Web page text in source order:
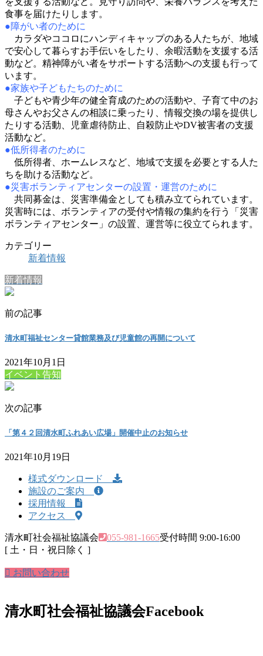
食事を届けたりします。
●障がい者のために
カラダやココロにハンディキャップのある人たちが、地域
で安心して暮らすお手伝いをしたり、余暇活動を支援する活
動など。精神障がい者をサポートする活動への支援も行って
います。
●家族や子どもたちのために
子どもや青少年の健全育成のための活動や、子育て中のお
母さんやお父さんの相談に乗ったり、情報交換の場を提供し
たりする活動、児童虐待防止、自殺防止やDV被害者の支援
活動など。
●低所得者のために
低所得者、ホームレスなど、地域で支援を必要とする人た
ちを助ける活動など。
●災害ボランティアセンターの設置・運営のために
共同募金は、災害準備金としても積み立てられています。
災害時には、ボランティアの受付や情報の集約を行う「災害
ボランティアセンター」の設置、運営等に役立てられます。
カテゴリー
新着情報
新着情報
前の記事
清水町福祉センター貸館業務及び児童館の再開について
2021年10月1日
イベント告知
次の記事
「第４２回清水町ふれあい広場」開催中止のお知らせ
2021年10月19日
様式ダウンロード
施設のご案内
採用情報
アクセス
清水町社会福祉協議会 055-981-1665受付時間 9:00-16:00
[ 土・日・祝日除く ]
お問い合わせ
清水町社会福祉協議会Facebook